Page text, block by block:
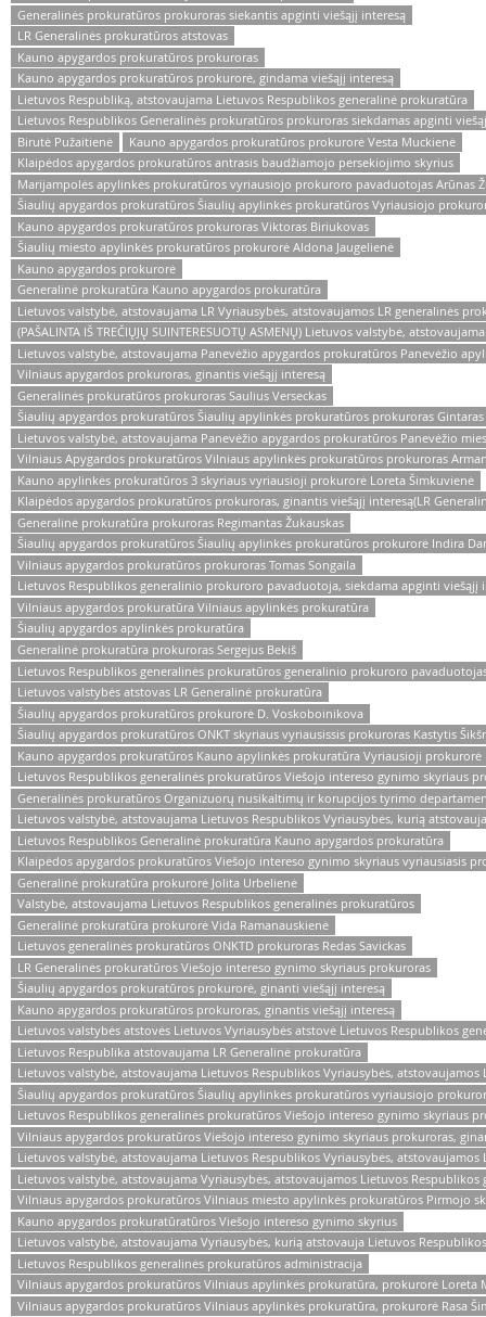
Generalinės prokuratūros prokuroras siekantis apginti viešąjį interesą
LR Generalinės prokuratūros atstovas
Kauno apygardos prokuratūros prokuroras
Kauno apygardos prokuratūros prokurorė, gindama viešąjį interesą
Lietuvos Respubliką, atstovaujama Lietuvos Respublikos generalinė prokuratūra
Lietuvos Respublikos Generalinės prokuratūros prokuroras siekdamas apginti
Birutė Pužaitienė
Kauno apygardos prokuratūros prokurorė Vesta Muckienė
Klaipėdos apygardos prokuratūros antrasis baudžiamojo persekiojimo skyrius
Marijampolės apylinkės prokuratūros vyriausiojo prokuroro pavaduotojas Arūnas
Šiaulių apygardos prokuratūros Šiaulių apylinkės prokuratūros Vyriausiojo
Kauno apygardos prokuratūros prokuroras Viktoras Biriukovas
Šiaulių miesto apylinkės prokuratūros prokurorė Aldona Jaugelienė
Kauno apygardos prokurorė
Generalinė prokuratūra Kauno apygardos prokuratūra
Lietuvos valstybė, atstovaujama LR Vyriausybės, atstovaujamos LR generalinės
(PAŠALINTA IŠ TREČIŲJŲ SUINTERESUOTŲ ASMENŲ) Lietuvos valstybė,
Lietuvos valstybė, atstovaujama Panevėžio apygardos prokuratūros Panevėžio
Vilniaus apygardos prokuroras, ginantis viešąjį interesą
Generalinės prokuratūros prokuroras Saulius Verseckas
Šiaulių apygardos prokuratūros Šiaulių apylinkės prokuratūros prokuroras Gintaras
Lietuvos valstybė, atstovaujama Panevėžio apygardos prokuratūros Panevėžio
Vilniaus Apygardos prokuratūros Vilniaus apylinkės prokuratūros prokuroras
Kauno apylinkės prokuratūros 3 skyriaus vyriausioji prokurorė Loreta Šimkuvienė
Klaipėdos apygardos prokuratūros prokuroras, ginantis viešąjį interesą(LR
Generalinė prokuratūra prokuroras Regimantas Žukauskas
Šiaulių apygardos prokuratūros Šiaulių apylinkės prokuratūros prokurorė Indira
Vilniaus apygardos prokuratūros prokuroras Tomas Songaila
Lietuvos Respublikos generalinio prokuroro pavaduotoja, siekdama apginti viešąjį
Vilniaus apygardos prokuratūra Vilniaus apylinkės prokuratūra
Šiaulių apygardos apylinkės prokuratūra
Generalinė prokuratūra prokuroras Sergejus Bekiš
Lietuvos Respublikos generalinės prokuratūros generalinio prokuroro
Lietuvos valstybės atstovas LR Generalinė prokuratūra
Šiaulių apygardos prokuratūros prokurorė D. Voskoboinikova
Šiaulių apygardos prokuratūros ONKT skyriaus vyriausissis prokuroras Kastytis
Kauno apygardos prokuratūros Kauno apylinkės prokuratūra Vyriausioji prokurorė
Lietuvos Respublikos generalinės prokuratūros Viešojo intereso gynimo skyriaus
Generalinės prokuratūros Organizuorų nusikaltimų ir korupcijos tyrimo
Lietuvos valstybė, atstovaujama Lietuvos Respublikos Vyriausybės, kurią
Lietuvos Respublikos Generalinė prokuratūra Kauno apygardos prokuratūra
Klaipėdos apygardos prokuratūros Viešojo intereso gynimo skyriaus vyriausiasis
Generalinė prokuratūra prokurorė Jolita Urbelienė
Valstybė, atstovaujama Lietuvos Respublikos generalinės prokuratūros
Generalinė prokuratūra prokurorė Vida Ramanauskienė
Lietuvos generalinės prokuratūros ONKTD prokuroras Redas Savickas
LR Generalinės prokuratūros Viešojo intereso gynimo skyriaus prokuroras
Šiaulių apygardos prokuratūros prokurorė, ginanti viešąjį interesą
Kauno apygardos prokuratūros prokuroras, ginantis viešąjį interesą
Lietuvos valstybės atstovės Lietuvos Vyriausybės atstovė Lietuvos Respublikos
Lietuvos Respublika atstovaujama LR Generalinė prokuratūra
Lietuvos valstybė, atstovaujama Lietuvos Respublikos Vyriausybės,
Šiaulių apygardos prokuratūros Šiaulių apylinkės prokuratūros vyriausiojo
Lietuvos Respublikos generalinės prokuratūros Viešojo intereso gynimo skyriaus
Vilniaus apygardos prokuratūros Viešojo intereso gynimo skyriaus prokuroras,
Lietuvos valstybė, atstovaujama Lietuvos Respublikos Vyriausybės, atstovaujamos
Lietuvos valstybė, atstovaujama Vyriausybės, atstovaujamos Lietuvos
Vilniaus apygardos prokuratūros Vilniaus miesto apylinkės prokuratūros Pirmojo
Kauno apygardos prokuratūratūros Viešojo intereso gynimo skyrius
Lietuvos valstybė, atstovaujama Vyriausybės, kurią atstovauja Lietuvos
Lietuvos Respublikos generalinės prokuratūros administracija
Vilniaus apygardos prokuratūros Vilniaus apylinkės prokuratūra, prokurorė Loreta
Vilniaus apygardos prokuratūros Vilniaus apylinkės prokuratūra, prokurorė Rasa